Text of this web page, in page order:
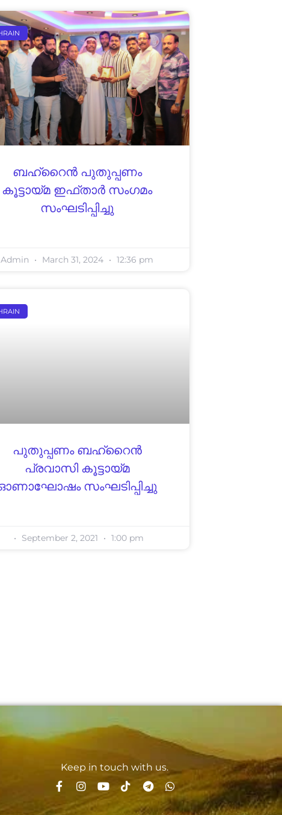
ബഹ്‌റൈൻ പുതുപ്പണം
കൂട്ടായ്മ ഇഫ്താർ സംഗമം
സംഘടിപ്പിച്ചു
Admin March 31, 2024 12:36 pm
പുതുപ്പണം ബഹ്‌റൈൻ
പ്രവാസി കൂട്ടായ്മ
സംഘടിപ്പിച്ചു
September 2, 2021 1:00 pm
Keep in touch with us.